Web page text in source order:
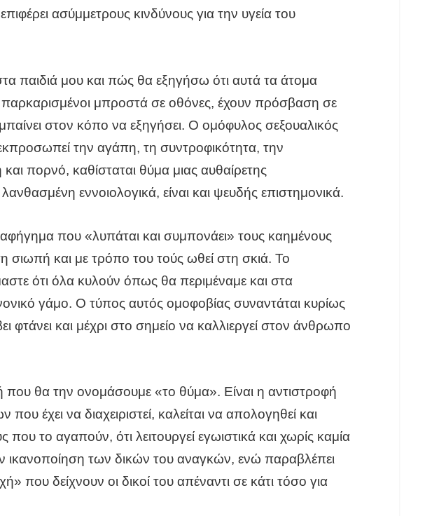
ασύμμετρους κινδύνους για την υγεία του
παιδιά μου και πώς θα εξηγήσω ότι αυτά τα άτομα
παρκαρισμένοι μπροστά σε οθόνες, έχουν πρόσβαση σε
στον κόπο να εξηγήσει. Ο ομόφυλος σεξουαλικός
την αγάπη, τη συντροφικότητα, την
πορνό, καθίσταται θύμα μιας αυθαίρετης
εννοιολογικά, είναι και ψευδής επιστημονικά.
που «λυπάται και συμπονάει» τους καημένους
σιωπή και με τρόπο του τούς ωθεί στη σκιά. Το
ότι όλα κυλούν όπως θα περιμέναμε και στα
γάμο. Ο τύπος αυτός ομοφοβίας συναντάται κυρίως
φτάνει και μέχρι στο σημείο να καλλιεργεί στον άνθρωπο
θα την ονομάσουμε «το θύμα». Είναι η αντιστροφή
έχει να διαχειριστεί, καλείται να απολογηθεί και
το αγαπούν, ότι λειτουργεί εγωιστικά και χωρίς καμία
ικανοποίηση των δικών του αναγκών, ενώ παραβλέπει
που δείχνουν οι δικοί του απέναντι σε κάτι τόσο για